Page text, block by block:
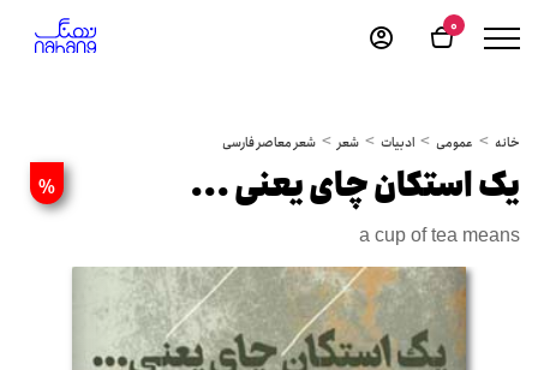
0
خانه عمومی ادبیات شعر شعر معاصر فارسی
% یک استکان چای یعنی ...
a cup of tea means